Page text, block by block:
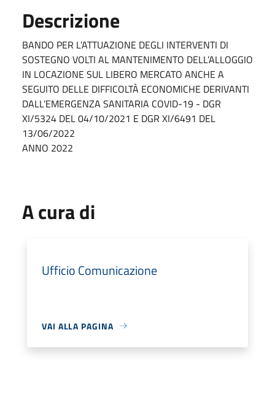
Descrizione
BANDO PER L’ATTUAZIONE DEGLI INTERVENTI DI
SOSTEGNO VOLTI AL MANTENIMENTO DELL’ALLOGGIO
IN LOCAZIONE SUL LIBERO MERCATO ANCHE A
SEGUITO DELLE DIFFICOLTÀ ECONOMICHE DERIVANTI
DALL’EMERGENZA SANITARIA COVID-19 - DGR
XI/5324 DEL 04/10/2021 E DGR XI/6491 DEL
13/06/2022
ANNO 2022
A cura di
Ufficio Comunicazione
VAI ALLA PAGINA